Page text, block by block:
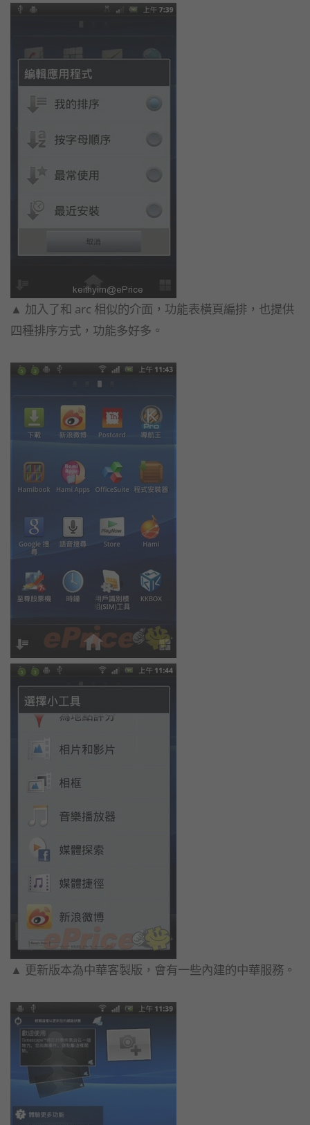
▲ 加入了和 arc 相似的介面，功能表橫頁編排，也提供
四種排序方式，功能多好多。
▲ 更新版本為中華客製版，會有一些內建的中華服務。